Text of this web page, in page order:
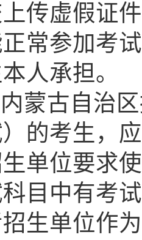
传虚假证
常参加考
人承担。
蒙古自治
的考生，
单位要求
目中有考
生单位作